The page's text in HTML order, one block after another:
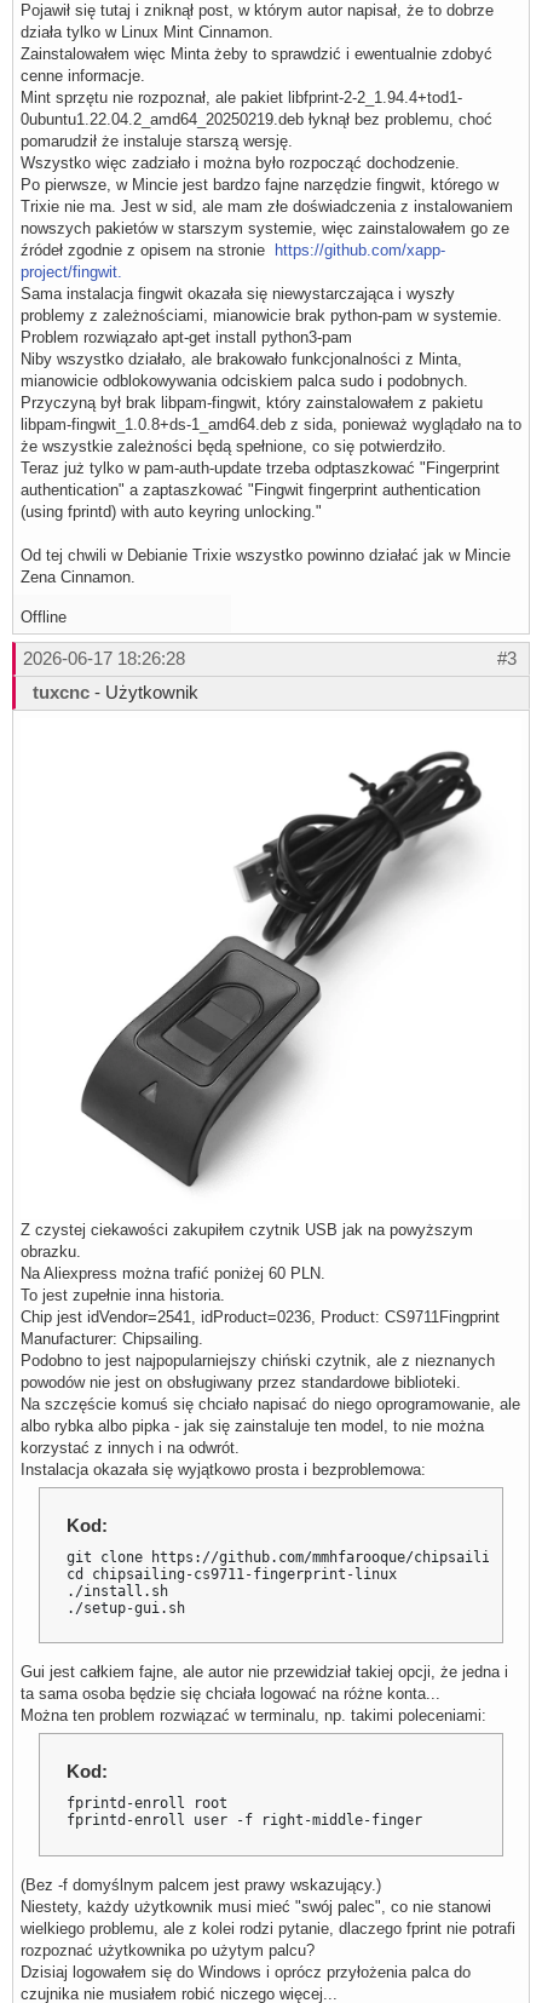
Pojawił się tutaj i zniknął post, w którym autor napisał, że to dobrze
działa tylko w Linux Mint Cinnamon.
Zainstalowałem więc Minta żeby to sprawdzić i ewentualnie zdobyć
cenne informacje.
Mint sprzętu nie rozpoznał, ale pakiet libfprint-2-2_1.94.4+tod1-
0ubuntu1.22.04.2_amd64_20250219.deb łyknął bez problemu, choć
pomarudził że instaluje starszą wersję.
Wszystko więc zadziało i można było rozpocząć dochodzenie.
Po pierwsze, w Mincie jest bardzo fajne narzędzie fingwit, którego w
Trixie nie ma. Jest w sid, ale mam złe doświadczenia z instalowaniem
nowszych pakietów w starszym systemie, więc zainstalowałem go ze
źródeł zgodnie z opisem na stronie
https://github.com/xapp-
project/fingwit.
Sama instalacja fingwit okazała się niewystarczająca i wyszły
problemy z zależnościami, mianowicie brak python-pam w systemie.
Problem rozwiązało apt-get install python3-pam
Niby wszystko działało, ale brakowało funkcjonalności z Minta,
mianowicie odblokowywania odciskiem palca sudo i podobnych.
Przyczyną był brak libpam-fingwit, który zainstalowałem z pakietu
libpam-fingwit_1.0.8+ds-1_amd64.deb z sida, ponieważ wyglądało na to
że wszystkie zależności będą spełnione, co się potwierdziło.
Teraz już tylko w pam-auth-update trzeba odptaszkować "Fingerprint
authentication" a zaptaszkować "Fingwit fingerprint authentication
(using fprintd) with auto keyring unlocking."
Od tej chwili w Debianie Trixie wszystko powinno działać jak w Mincie
Zena Cinnamon.
Offline
#3
2026-06-17 18:26:28
tuxcnc - Użytkownik
Z czystej ciekawości zakupiłem czytnik USB jak na powyższym
obrazku.
Na Aliexpress można trafić poniżej 60 PLN.
To jest zupełnie inna historia.
Chip jest idVendor=2541, idProduct=0236, Product: CS9711Fingprint
Manufacturer: Chipsailing.
Podobno to jest najpopularniejszy chiński czytnik, ale z nieznanych
powodów nie jest on obsługiwany przez standardowe biblioteki.
Na szczęście komuś się chciało napisać do niego oprogramowanie, ale
albo rybka albo pipka - jak się zainstaluje ten model, to nie można
korzystać z innych i na odwrót.
Instalacja okazała się wyjątkowo prosta i bezproblemowa:
Kod:
git clone https://github.com/mmhfarooque/chipsailing-
cd chipsailing-cs9711-fingerprint-linux
./install.sh
./setup-gui.sh
Gui jest całkiem fajne, ale autor nie przewidział takiej opcji, że jedna i
ta sama osoba będzie się chciała logować na różne konta...
Można ten problem rozwiązać w terminalu, np. takimi poleceniami:
Kod:
fprintd-enroll root
fprintd-enroll user -f right-middle-finger
(Bez -f domyślnym palcem jest prawy wskazujący.)
Niestety, każdy użytkownik musi mieć "swój palec", co nie stanowi
wielkiego problemu, ale z kolei rodzi pytanie, dlaczego fprint nie potrafi
rozpoznać użytkownika po użytym palcu?
Dzisiaj logowałem się do Windows i oprócz przyłożenia palca do
czujnika nie musiałem robić niczego więcej...